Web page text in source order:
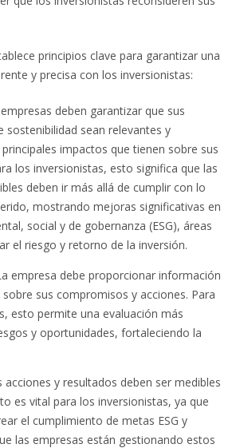
principios clave para garantizar una
y precisa con los inversionistas:
deben garantizar que sus
sostenibilidad sean relevantes y
impactos que tienen sobre sus
los inversionistas, esto significa que las
deben ir más allá de cumplir con lo
mostrando mejoras significativas en
social y de gobernanza (ESG), áreas
el riesgo y retorno de la inversión.
empresa debe proporcionar información
sobre sus compromisos y acciones. Para
esto permite una evaluación más
y oportunidades, fortaleciendo la
acciones y resultados deben ser medibles
es vital para los inversionistas, ya que
el cumplimiento de metas ESG y
las empresas están gestionando estos